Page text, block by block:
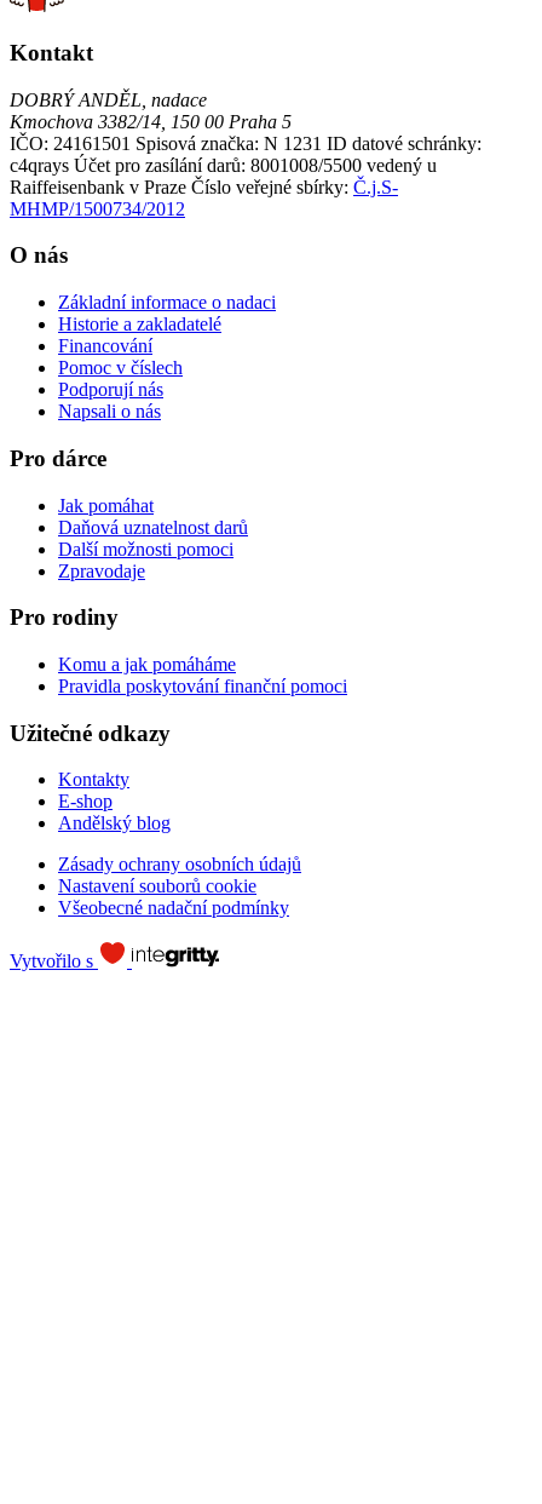
Kontakt
DOBRÝ ANDĚL, nadace
Kmochova 3382/14, 150 00 Praha 5
IČO: 24161501 Spisová značka: N 1231 ID datové schránky:
c4qrays Účet pro zasílání darů: 8001008/5500 vedený u
Raiffeisenbank v Praze Číslo veřejné sbírky: Č.j.S-
MHMP/1500734/2012
O nás
Základní informace o nadaci
Historie a zakladatelé
Financování
Pomoc v číslech
Podporují nás
Napsali o nás
Pro dárce
Jak pomáhat
Daňová uznatelnost darů
Další možnosti pomoci
Zpravodaje
Pro rodiny
Komu a jak pomáháme
Pravidla poskytování finanční pomoci
Užitečné odkazy
Kontakty
E-shop
Andělský blog
Zásady ochrany osobních údajů
Nastavení souborů cookie
Všeobecné nadační podmínky
Vytvořilo s